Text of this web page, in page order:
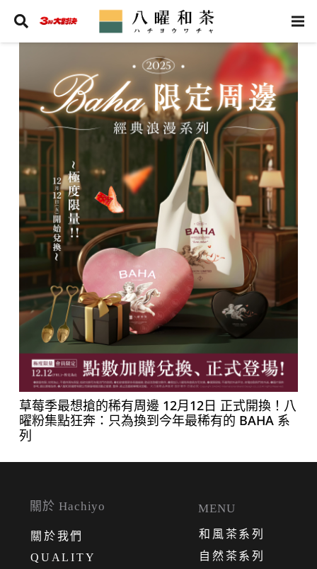
草莓季最想搶的稀有周邊 12月12日 正式開換！八
曜粉集點狂奔：只為換到今年最稀有的 BAHA 系
列
關於 Hachiyo
關 於我們
QUALITY
自然茶系列
和風茶系列
MENU